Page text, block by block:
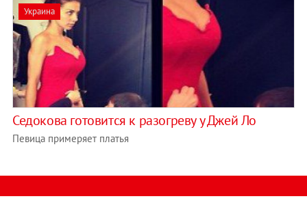
Украина
Седокова готовится к разогреву у Джей Ло
Певица примеряет платья